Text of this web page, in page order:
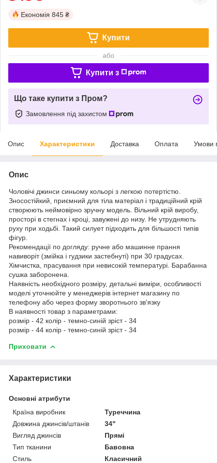
Економія 845 ₴
Купити
або
Купити з
Що таке купити з Пром?
Замовлення під захистом
Опис Характеристики Доставка Оплата Умови
Опис
Чоловічі джинси синьому кольорі з легкою потертістю.
Зносостійкий, приємний для тіла матеріал і традиційний крій
створюють неймовірно зручну модель. Вільний крій виробу,
просторі в стегнах і кроці, завужені до низу. Не утрудняють
руху при ходьбі. Такий силует підходить для більшості типів
фігур.
Рекомендації по догляду: ручне або машинне прання
навиворіт (змійка і гудзики застебнуті) при 30 градусах.
Хімчистка, прасування при невисокій температурі. Барабанна
сушка заборонена.
Наявність необхідного розміру, детальні виміри, особливості
моделі уточнюйте у менеджерів інтернет магазину по
телефону або через форму зворотнього зв'язку
В наявності товар з параметрами:
розмір - 42 колір - темно-синій зріст - 34
розмір - 44 колір - темно-синій зріст - 34
Приховати
Характеристики
Основні атрибути
Країна виробник
Туреччина
Довжина джинсів/штанів
34"
Вигляд джинсів
Прямі
Тип тканини
Бавовна
Стиль
Класичний